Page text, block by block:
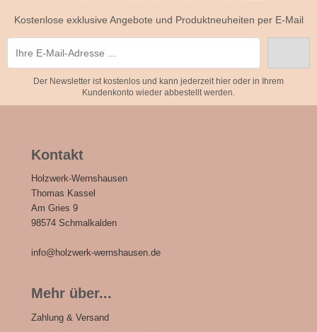
Kostenlose exklusive Angebote und Produktneuheiten per E-Mail
Der Newsletter ist kostenlos und kann jederzeit hier oder in Ihrem
Kundenkonto wieder abbestellt werden.
Kontakt
Holzwerk-Wernshausen
Thomas Kassel
Am Gries 9
98574 Schmalkalden
info@holzwerk-wernshausen.de
Mehr über...
Zahlung & Versand